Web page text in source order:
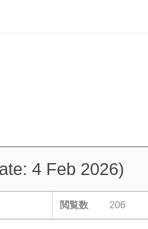
4 Feb 2026)
閲覧数 206